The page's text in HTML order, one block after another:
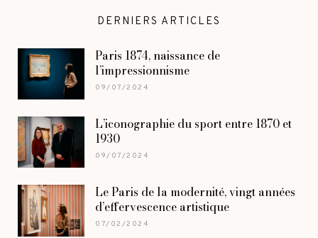
DERNIERS ARTICLES
Paris 1874, naissance de
l’impressionnisme
09/07/2024
L’iconographie du sport entre 1870 et
1930
09/07/2024
Le Paris de la modernité, vingt années
d’effervescence artistique
07/02/2024